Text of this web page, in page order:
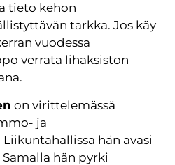
tieto kehon
tarkka. Jos käy
vuodessa
verrata lihaksiston
on virittelemässä
ja
hän avasi
hän pyrki